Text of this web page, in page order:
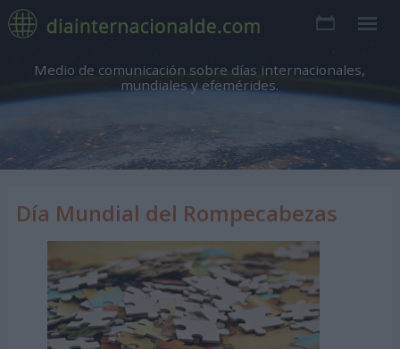
Medio de comunicación sobre días internacionales,
mundiales y efemérides.
Día Mundial del Rompecabezas